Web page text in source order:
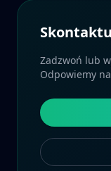
Zadzwoń lub
Odpowiemy